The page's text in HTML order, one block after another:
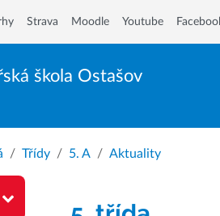
škola Ostašov
Strava Moodle Youtube
Třídy 5. A Aktuality